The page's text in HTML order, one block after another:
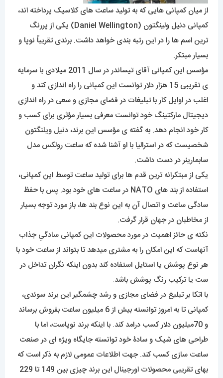
از میان کمپانی هایی که به تولید ساعت های کلاسیک پرداخته اند،
کمپانی دنیل و
لینگتون (Daniel Wellington) یکی از پررنگ
ترین اسم ها را در این رتبه بندی خواهد داشت. برندی تقریباً نوپا و
بسیار مبتکر.
مؤسس این کمپانی آقای تیساندر در سال 2011 میلادی با سرمایه
ی تقریبی 15 هزار دلار توانست این کمپانی را راه اندازی کند و
اغلب در اوایل کار با تبلیغات در فضای مجازی و سعی در راه اندازی
دیجیتال مارکتینگ خود توانست معرفی بسیار مؤثری برای کسب و
کار خود انجام دهد. به گفته ی مؤسس این برند، دنیل ویلنگتون
شخصیست که در استرالیا با او آشنا شده که ساعت رولکس مدل
سابمارینر در دست داشت.
یکی از مبتکرانه ترین قدم ها برای تولید ساعت توسط این کمپانی،
استفاده از بند های NATO در ساعت های خود بود. پس با حفظ
سادگی ساعت و اتصال آن به این نوع بند ها، باز مورد توجه بسیار
از مخاطبان در جهان قرار گرفت.
نکته ی حائز اهمیت در مورد محصولات این کمپانی سادگیِ جذاب
آنهاست که این امکان را به مشتری میدهد تا بتواند از ساعت خود با
هر نوع پوشش یا استایل استفاده کند بدون اینکه نگران تداخل در
ست یا ترکیب رنگ پوشش باشد.
با اتکا بر تبلیغ در فضای مجازی و رشد چشمگیر این برند سوئدی،
کمپانی تا به امروز توانسته بیش از 6 میلیون ساعت بفروش برساند
و 70میلیون دلار کسب درامد کند. با اینکه برند نوپاست، اما با
طراحی های شیک و سادۀ خود توانسته جایگاه ویژه ای در صنعت
ساعت سازی کسب کند. جهت اطلاعات عمومی لازم به ذکر است که
بهای تقریبی محصولات اورجینال این برند چیزی بین 149 تا 229